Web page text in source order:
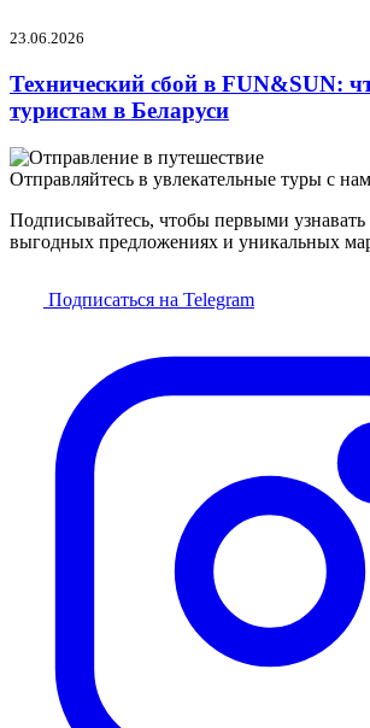
23.06.2026
Технический сбой в FUN&SUN:
туристам в Беларуси
Отправляйтесь в увлекательные туры с
Подписывайтесь, чтобы первыми узнавать
выгодных предложениях и уникальных
Подписаться на Telegram